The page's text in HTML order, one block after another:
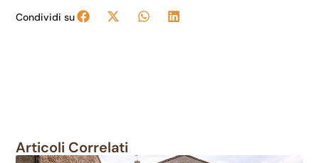
Condividi su
Articoli Correlati